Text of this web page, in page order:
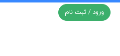
ورود / ثبت نام